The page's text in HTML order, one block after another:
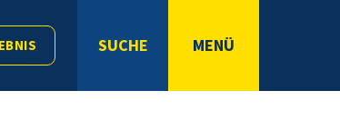
SUCHE MENÜ